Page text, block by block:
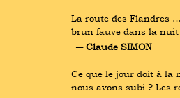
La route des Flandres
brun fauve dans la nuit
― Claude SIMON
Ce que le jour doit à la
nous avons subi ? Les